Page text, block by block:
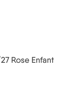
Rose Enfant